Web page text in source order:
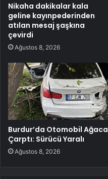
Nikaha dakikalar kala
geline kayınpederinden
atılan mesaj şaşkına
çevirdi
Ağustos 8, 2026
Burdur’da Otomobil Ağaca
Çarptı: Sürücü Yaralı
Ağustos 8, 2026